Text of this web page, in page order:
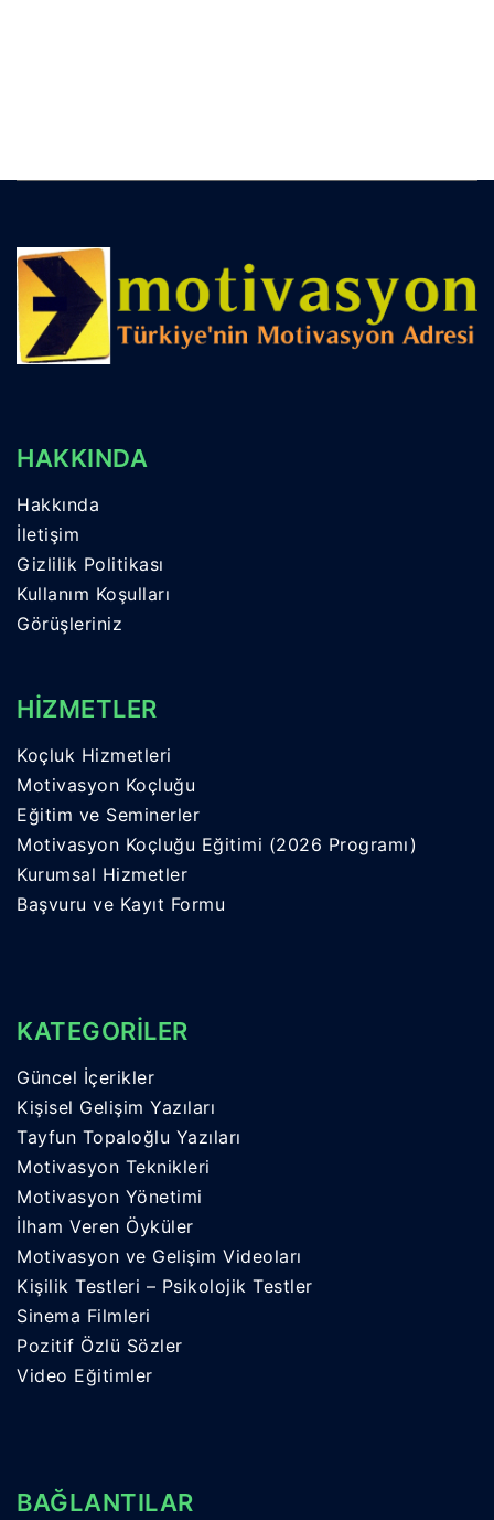
HAKKINDA
Hakkında
İletişim
Gizlilik Politikası
Kullanım Koşulları
Görüşleriniz
HİZMETLER
Koçluk Hizmetleri
Motivasyon Koçluğu
Eğitim ve Seminerler
Motivasyon Koçluğu Eğitimi (2026 Programı)
Kurumsal Hizmetler
Başvuru ve Kayıt Formu
KATEGORİLER
Güncel İçerikler
Kişisel Gelişim Yazıları
Tayfun Topaloğlu Yazıları
Motivasyon Teknikleri
Motivasyon Yönetimi
İlham Veren Öyküler
Motivasyon ve Gelişim Videoları
Kişilik Testleri – Psikolojik Testler
Sinema Filmleri
Pozitif Özlü Sözler
Video Eğitimler
BAĞLANTILAR